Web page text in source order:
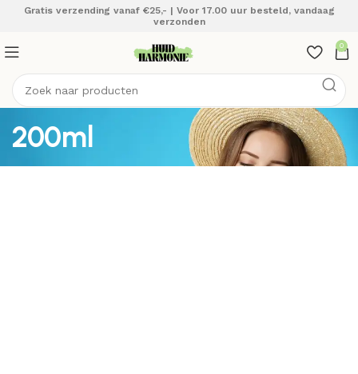
Gratis verzending vanaf €25,- | Voor 17.00 uur besteld, vandaag
verzonden
0
200ml